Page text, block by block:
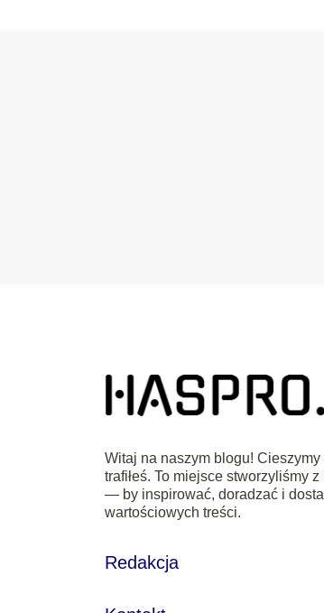
Witaj na naszym blogu!
trafiłeś. To miejsce stworzyliśmy
— by inspirować, doradzać i
wartościowych treści.
Redakcja